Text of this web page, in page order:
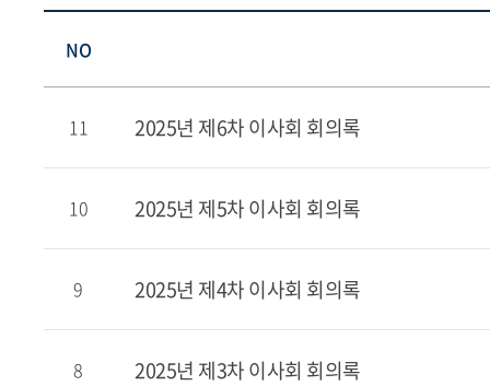
NO
11 2025년 제6차 이사회 회의록
10 2025년 제5차 이사회 회의록
9 2025년 제4차 이사회 회의록
8 2025년 제3차 이사회 회의록